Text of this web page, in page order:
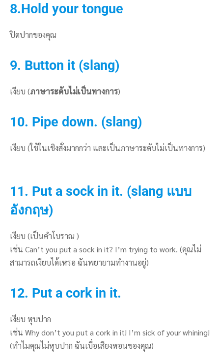
8.Hold your tongue
ปิดปากของคุณ
9. Button it (slang)
เงียบ (ภาษาระดับไม่เป็นทางการ)
10. Pipe down. (slang)
เงียบ (ใช้ในเชิงสั่งมากกว่า และเป็นภาษาระดับไม่เป็นทางการ)
11. Put a sock in it. (slang แบบ
อังกฤษ)
เงียบ (เป็นคำโบราณ )
เช่น Can’t you put a sock in it? I’m trying to work. (คุณไม่
สามารถเงียบได้เหรอ ฉันพยายามทำงานอยู่)
12. Put a cork in it.
เงียบ หุบปาก
เช่น Why don’t you put a cork in it! I’m sick of your whining!
(ทำไมคุณไม่หุบปาก ฉันเบื่อเสียงหอนของคุณ)